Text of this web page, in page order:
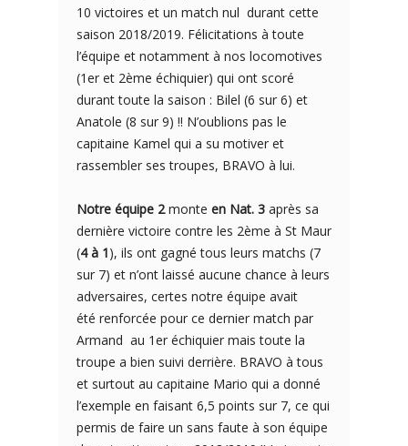
10 victoires et un match nul durant cette
saison 2018/2019. Félicitations à toute
l’équipe et notamment à nos locomotives
(1er et 2ème échiquier) qui ont scoré
durant toute la saison : Bilel (6 sur 6) et
Anatole (8 sur 9) !! N’oublions pas le
capitaine Kamel qui a su motiver et
rassembler ses troupes, BRAVO à lui.
Notre équipe 2monte en Nat. 3 après sa
dernière victoire contre les 2ème à St Maur
(4 à 1), ils ont gagné tous leurs matchs (7
sur 7) et n’ont laissé aucune chance à leurs
adversaires, certes notre équipe avait
été renforcée pour ce dernier match par
Armand au 1er échiquier mais toute la
troupe a bien suivi derrière. BRAVO à tous
et surtout au capitaine Mario qui a donné
l’exemple en faisant 6,5 points sur 7, ce qui
permis de faire un sans faute à son équipe